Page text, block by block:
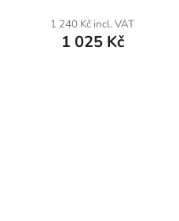
1 240 Kč incl. VAT
1 025 Kč